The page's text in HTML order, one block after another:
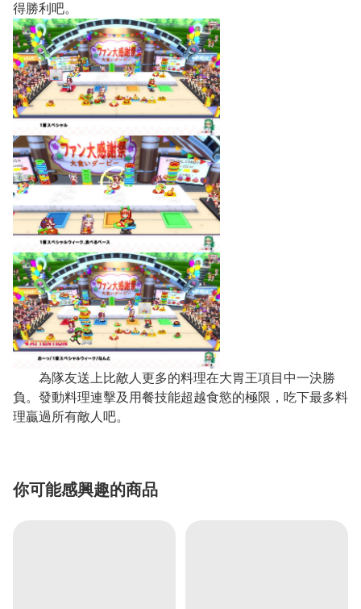
得勝利吧。
為隊友送上比敵人更多的料理在大胃王項目中一決勝
負。發動料理連擊及用餐技能超越食慾的極限，吃下最多料
理贏過所有敵人吧。
你可能感興趣的商品